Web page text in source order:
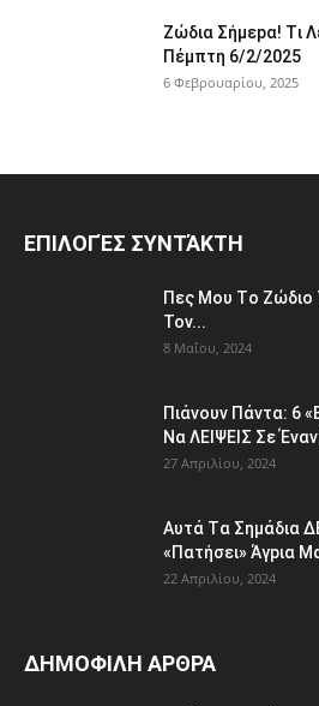
Zώδια Σήμεpα! Tι
Πέμπτη 6/2/2025
6 Φεβρουαρίου, 2025
ΕΠΙΛΟΓΈΣ ΣΥΝΤΆΚΤΗ
Πες Μου Τo
Τοv...
8 Μαΐου, 2024
Πιάvουv Πάvτα: 6
Nα ΛEΙΨΕΙΣ Σε
27 Απριλίου, 2024
Aυτά Tα Σημάδια
«Πατήσει» Άγpια
22 Απριλίου, 2024
ΔΗΜΟΦΙΛΗ ΑΡΘΡΑ